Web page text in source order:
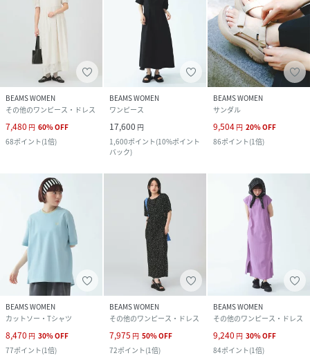
BEAMS WOMEN
その他のワンピース・ドレス
7,480 円 60%OFF
68ポイント(1倍)
BEAMS WOMEN
ワンピース
17,600 円
1,600ポイント(10%ポイント
バック)
BEAMS WOMEN
サンダル
9,504 円 20%OFF
86ポイント(1倍)
BEAMS WOMEN
カットソー・Tシャツ
8,470 円 30%OFF
77ポイント(1倍)
BEAMS WOMEN
その他のワンピース・ドレス
7,975 円 50%OFF
72ポイント(1倍)
BEAMS WOMEN
その他のワンピース・ドレス
9,240 円 30%OFF
84ポイント(1倍)